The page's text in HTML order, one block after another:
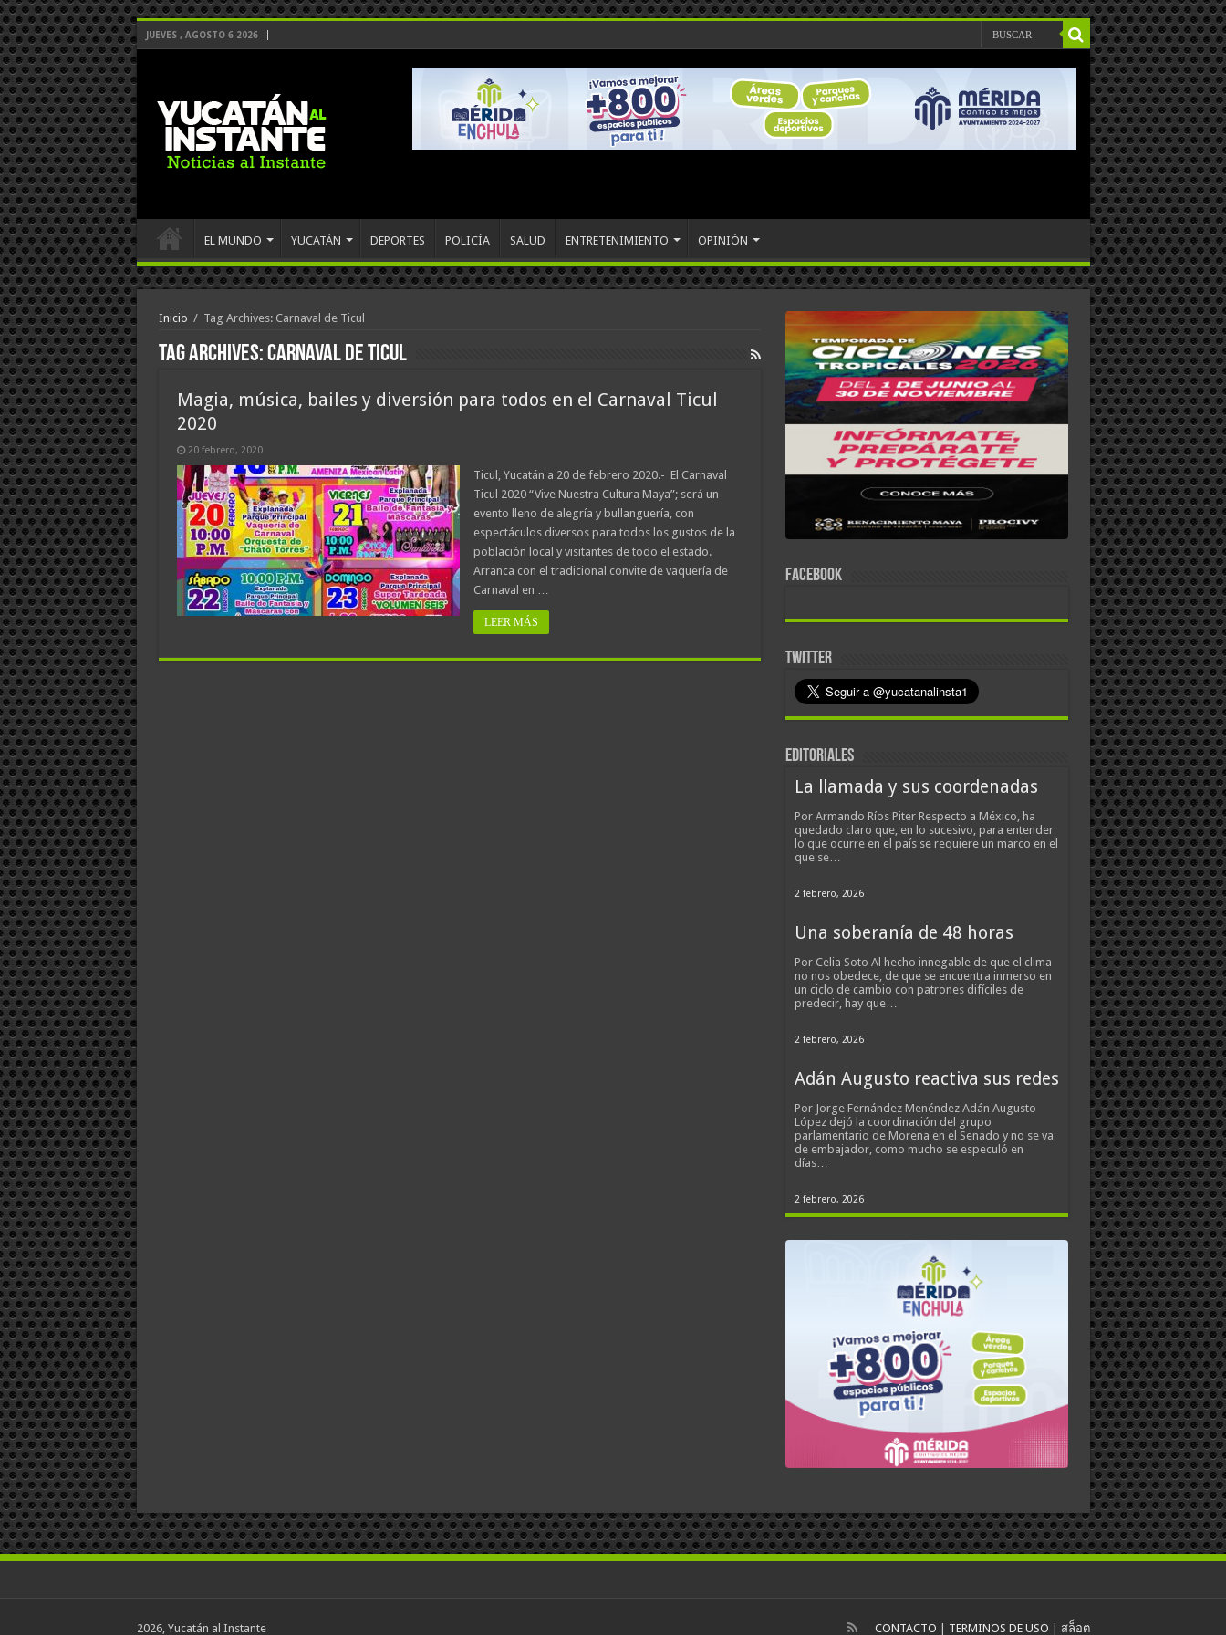
JUEVES , AGOSTO 6 2026
EL MUNDO YUCATÁN DEPORTES POLICÍA SALUD ENTRETENIMIENTO OPINIÓN
Inicio / Tag Archives: Carnaval de Ticul
Tag Archives:Carnaval de Ticul
Magia, música, bailes y diversión para todos en el Carnaval Ticul
2020
20 febrero, 2020
Ticul, Yucatán a 20 de febrero 2020.- El Carnaval
Ticul 2020 “Vive Nuestra Cultura Maya”; será un
evento lleno de alegría y bullanguería, con
espectáculos diversos para todos los gustos de la
población local y visitantes de todo el estado.
Arranca con el tradicional convite de vaquería de
Carnaval en …
LEER MÁS
FACEBOOK
TWITTER
EDITORIALES
La llamada y sus coordenadas
Por Armando Ríos Piter Respecto a México, ha
quedado claro que, en lo sucesivo, para entender
lo que ocurre en el país se requiere un marco en el
que se…
2 febrero, 2026
Una soberanía de 48 horas
Por Celia Soto Al hecho innegable de que el clima
no nos obedece, de que se encuentra inmerso en
un ciclo de cambio con patrones difíciles de
predecir, hay que…
2 febrero, 2026
Adán Augusto reactiva sus redes
Por Jorge Fernández Menéndez Adán Augusto
López dejó la coordinación del grupo
parlamentario de Morena en el Senado y no se va
de embajador, como mucho se especuló en
días…
2 febrero, 2026
CONTACTO TERMINOS DE USO สล็อต
2026, Yucatán al Instante